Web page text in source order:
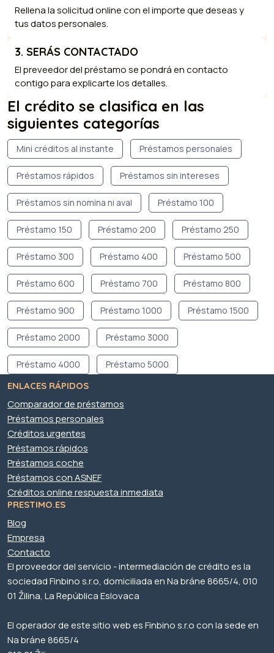
Rellena la solicitud online con el importe que deseas y
tus datos personales.
3. SERÁS CONTACTADO
El preveedor del préstamo se pondrá en contacto
contigo para explicarte los detalles.
El crédito se clasifica en las
siguientes categorías
Mini créditos al instante Préstamos personales
Préstamos rápidos Préstamos sin intereses
Préstamos sin nomina ni aval Préstamo 100
Préstamo 150 Préstamo 200 Préstamo 250
Préstamo 300 Préstamo 400 Préstamo 500
Préstamo 600 Préstamo 700 Préstamo 800
Préstamo 900 Préstamo 1000 Préstamo 1500
Préstamo 2000 Préstamo 3000
Préstamo 4000
Préstamo 5000
ENLACES RÁPIDOS
Comparador de préstamos
Préstamos personales
Créditos urgentes
Préstamos rápidos
Préstamos coche
Préstamos con ASNEF
Créditos online respuesta inmediata
PRESTIMO.ES
Blog
Empresa
Contacto
El proveedor del servicio - intermediación de crédito es la
sociedad Finbino s.r.o, domiciliada en Na bráne 8665/4, 010
01 Žilina, La República Eslovaca
El operador de este sitio web es Finbino s.r.o con la sede en
Na bráne 8665/4